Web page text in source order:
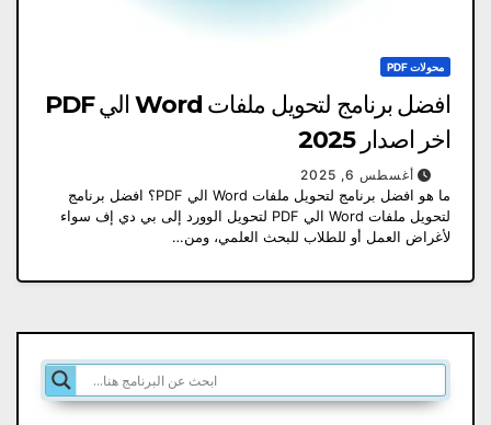
محولات PDF
افضل برنامج لتحويل ملفات Word الي PDF
اخر اصدار 2025
أغسطس 6, 2025
ما هو افضل برنامج لتحويل ملفات Word الي PDF؟ افضل برنامج
لتحويل ملفات Word الي PDF لتحويل الوورد إلى بي دي إف سواء
لأغراض العمل أو للطلاب للبحث العلمي، ومن…